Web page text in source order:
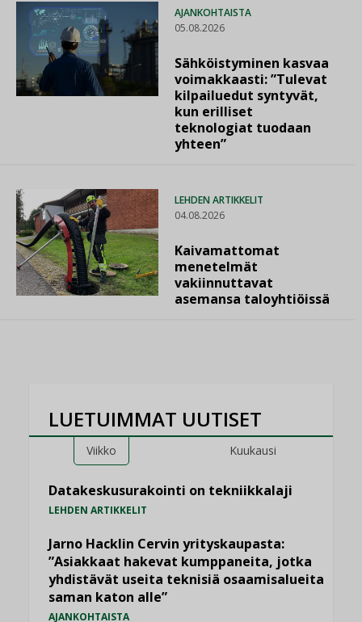
AJANKOHTAISTA
05.08.2026
Sähköistyminen kasvaa
voimakkaasti: ”Tulevat
kilpailuedut syntyvät,
kun erilliset
teknologiat tuodaan
yhteen”
LEHDEN ARTIKKELIT
04.08.2026
Kaivamattomat
menetelmät
vakiinnuttavat
asemansa taloyhtiöissä
LUETUIMMAT UUTISET
Viikko Kuukausi
Datakeskusurakointi on tekniikkalaji
LEHDEN ARTIKKELIT
Jarno Hacklin Cervin yrityskaupasta:
”Asiakkaat hakevat kumppaneita, jotka
yhdistävät useita teknisiä osaamisalueita
saman katon alle”
AJANKOHTAISTA